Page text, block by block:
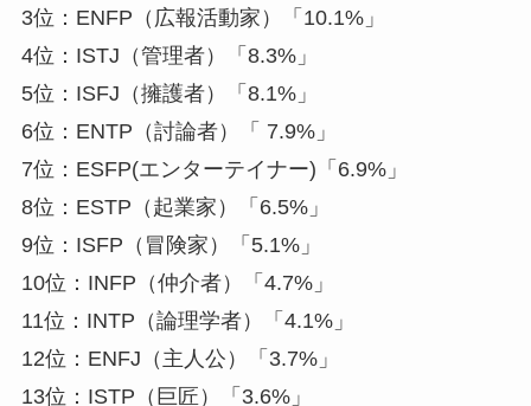
3位：ENFP（広報活動家）「10.1%」
4位：ISTJ（管理者）「8.3%」
5位：ISFJ（擁護者）「8.1%」
6位：ENTP（討論者）「 7.9%」
7位：ESFP(エンターテイナー)「6.9%」
8位：ESTP（起業家）「6.5%」
9位：ISFP（冒険家）「5.1%」
10位：INFP（仲介者）「4.7%」
11位：INTP（論理学者）「4.1%」
12位：ENFJ（主人公）「3.7%」
13位：ISTP（巨匠）「3.6%」